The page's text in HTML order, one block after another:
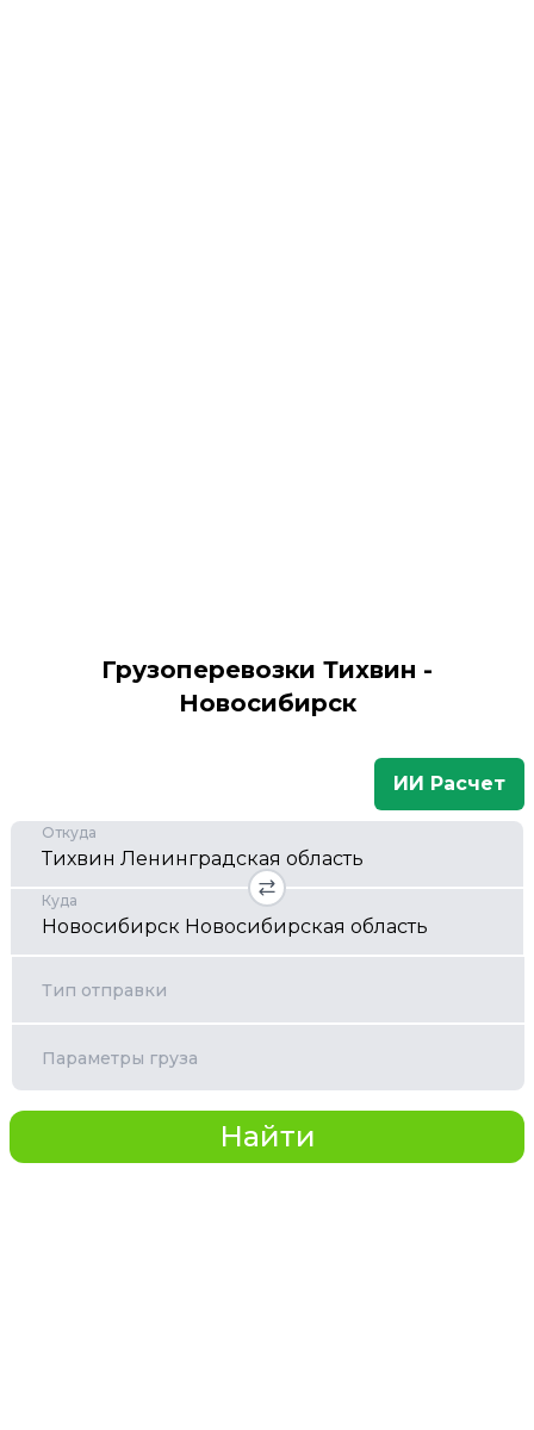
Грузоперевозки Тихвин -
Новосибирск
ИИ Расчет
Откуда
Куда
Тип отправки
Параметры груза
Найти